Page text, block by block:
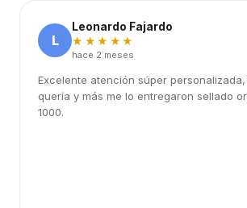
L
Leonardo Fajardo
★★★★★
hace 2 meses
Excelente atención súper
quería y más me lo entregaron sellado
1000.